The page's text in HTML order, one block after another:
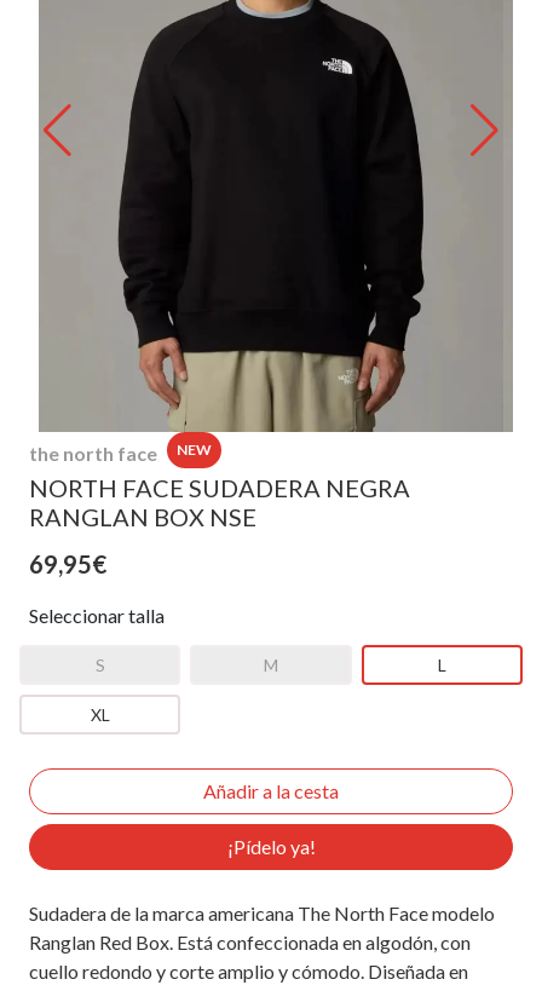
the north face NEW
NORTH FACE SUDADERA NEGRA
RANGLAN BOX NSE
69,95€
Seleccionar talla
S M L
XL
¡Pídelo ya!
Sudadera de la marca americana The North Face modelo
Ranglan Red Box. Está confeccionada en algodón, con
cuello redondo y corte amplio y cómodo. Diseñada en